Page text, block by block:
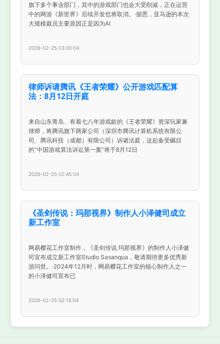
旗下多个事业部门，其中的游戏部门也会大受削减，正在运营
中的网游《新世界》后续开发也将取消。·据悉，亚马逊的本次
大规模裁员主要原因正是因为AI
2026-02-25 03:00:04
律师诉请腾讯《王者荣耀》公开游戏匹配算
法：8月12日开庭
来自山东青岛、有着七八年游戏龄的《王者荣耀》资深玩家兼
律师，将腾讯旗下两家公司（深圳市腾讯计算机系统有限公
司、腾讯科技（成都）有限公司）诉诸法庭，这起备受瞩目
的“中国游戏算法诉讼第一案”将于8月12日
2026-02-25 02:45:04
《圣剑传说：玛那视界》制作人小泽健司成立
新工作室
网易樱花工作室制作，《圣剑传说 玛那视界》的制作人小泽健
司宣布成立新工作室Studio Sasanqua，敬请期待更多优秀新
游问世。·2024年12月时，网易樱花工作室的核心制作人之一
的小泽健司宣布已
2026-02-25 02:15:04